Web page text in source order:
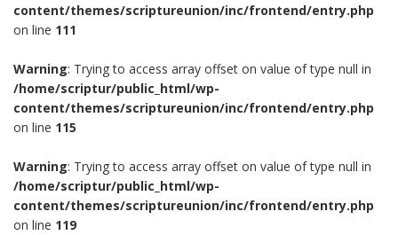
content/themes/scriptureunion/inc/frontend/entry.php
on line 111
Warning: Trying to access array offset on value of type null in
/home/scriptur/public_html/wp-
content/themes/scriptureunion/inc/frontend/entry.php
on line 115
Warning: Trying to access array offset on value of type null in
/home/scriptur/public_html/wp-
content/themes/scriptureunion/inc/frontend/entry.php
on line 119